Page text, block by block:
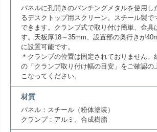
パネルに孔開きのパンチングメタルを使用し
るデスクトップ用スクリーン。スチール製で
できます。クランプ式で取り付け簡単、金具
す。天板厚18～35mm、設置部の奥行きが
に設置可能です。
＊クランプの位置は固定されておりません。
の「クランプ取り付け幅の目安」をご確認の
こなってください。
材質
パネル：スチール（粉体塗装）
クランプ：アルミ、合成樹脂